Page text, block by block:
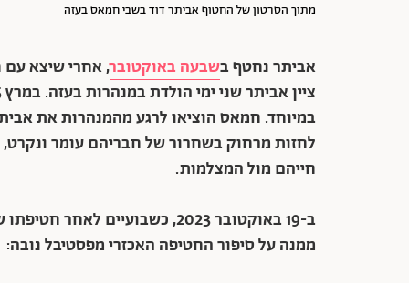
מתוך הסרטון של החטוף אביתר דוד בשבי חמאס בעזה
אביתר נחטף בשבעה באוקטובר, אחרי שיצא עם
במיוחד. חמאס הוציאו לרגע מהמנהרות את
לחזות מרחוק בשחרור של חבריהם עומר
חייהם מול המצלמות.
ב-19 באוקטובר 2023, כשבועיים
ממנה על סיפור החטיפה האכזרי מפסטיבל נובה: